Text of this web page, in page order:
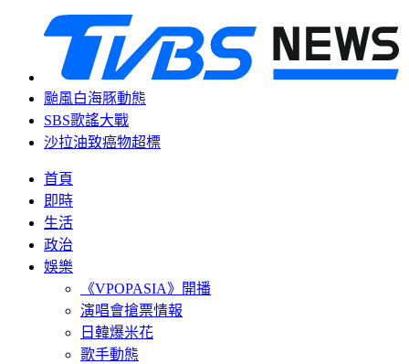
颱風白海豚動態
SBS歌謠大戰
沙拉油致癌物超標
首頁
即時
生活
政治
娛樂
《VPOPASIA》開播
演唱會搶票情報
日韓爆米花
歌手動態